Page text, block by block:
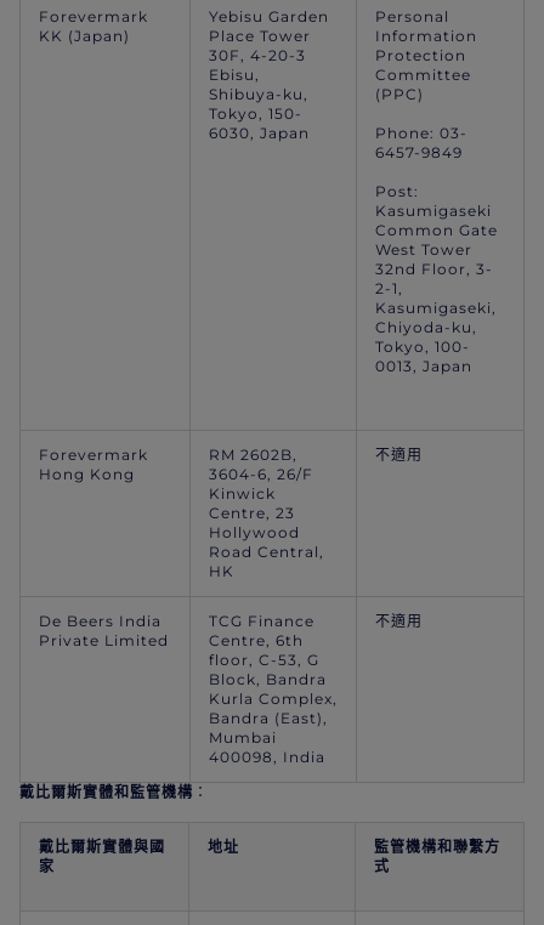
Forevermark
KK (Japan)
Yebisu Garden
Place Tower
30F, 4-20-3
Ebisu,
Shibuya-ku,
Tokyo, 150-
6030, Japan
Personal
Information
Protection
Committee
(PPC)
Phone: 03-
6457-9849
Post:
Kasumigaseki
Common Gate
West Tower
32nd Floor, 3-
2-1,
Kasumigaseki,
Chiyoda-ku,
Tokyo, 100-
0013, Japan
Forevermark
Hong Kong
RM 2602B,
3604-6, 26/F
Kinwick
Centre, 23
Hollywood
Road Central,
HK
不適用
De Beers India
Private Limited
TCG Finance
Centre, 6th
floor, C-53, G
Block, Bandra
Kurla Complex,
Bandra (East),
Mumbai
400098, India
不適用
戴比爾斯實體和監管機構 ：
戴比爾斯實體與國
家
地址
監管機構和聯繫方
式